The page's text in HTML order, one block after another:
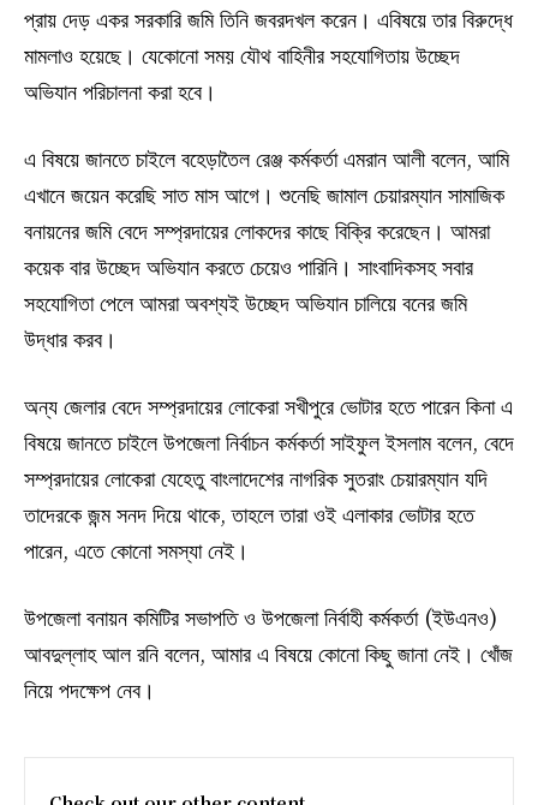
প্রায় দেড় একর সরকারি জমি তিনি জবরদখল করেন। এবিষয়ে তার বিরুদ্ধে
মামলাও হয়েছে। যেকোনো সময় যৌথ বাহিনীর সহযোগিতায় উচ্ছেদ
অভিযান পরিচালনা করা হবে।
এ বিষয়ে জানতে চাইলে বহেড়াতৈল রেঞ্জ কর্মকর্তা এমরান আলী বলেন, আমি
এখানে জয়েন করেছি সাত মাস আগে। শুনেছি জামাল চেয়ারম্যান সামাজিক
বনায়নের জমি বেদে সম্প্রদায়ের লোকদের কাছে বিক্রি করেছেন। আমরা
কয়েক বার উচ্ছেদ অভিযান করতে চেয়েও পারিনি। সাংবাদিকসহ সবার
সহযোগিতা পেলে আমরা অবশ্যই উচ্ছেদ অভিযান চালিয়ে বনের জমি
উদ্ধার করব।
অন্য জেলার বেদে সম্প্রদায়ের লোকেরা সখীপুরে ভোটার হতে পারেন কিনা এ
বিষয়ে জানতে চাইলে উপজেলা নির্বাচন কর্মকর্তা সাইফুল ইসলাম বলেন, বেদে
সম্প্রদায়ের লোকেরা যেহেতু বাংলাদেশের নাগরিক সুতরাং চেয়ারম্যান যদি
তাদেরকে জন্ম সনদ দিয়ে থাকে, তাহলে তারা ওই এলাকার ভোটার হতে
পারেন, এতে কোনো সমস্যা নেই।
উপজেলা বনায়ন কমিটির সভাপতি ও উপজেলা নির্বাহী কর্মকর্তা (ইউএনও)
আবদুল্লাহ আল রনি বলেন, আমার এ বিষয়ে কোনো কিছু জানা নেই। খোঁজ
নিয়ে পদক্ষেপ নেব।